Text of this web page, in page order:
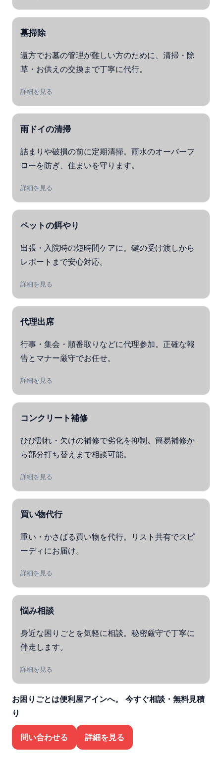
墓掃除
遠方でお墓の管理が難しい方のために、清掃・除
草・お供えの交換まで丁寧に代行。
詳細を見る
雨ドイの清掃
詰まりや破損の前に定期清掃。雨水のオーバーフ
ローを防ぎ、住まいを守ります。
詳細を見る
ペットの餌やり
出張・入院時の短時間ケアに。鍵の受け渡しから
レポートまで安心対応。
詳細を見る
代理出席
行事・集会・順番取りなどに代理参加。正確な報
告とマナー厳守でお任せ。
詳細を見る
コンクリート補修
ひび割れ・欠けの補修で劣化を抑制。簡易補修か
ら部分打ち替えまで相談可能。
詳細を見る
買い物代行
重い・かさばる買い物を代行。リスト共有でスピ
ーディにお届け。
詳細を見る
悩み相談
身近な困りごとを気軽に相談。秘密厳守で丁寧に
伴走します。
詳細を見る
お困りごとは便利屋アインへ。
今すぐ相談・無料見積
り
問い合わせる 詳細を見る